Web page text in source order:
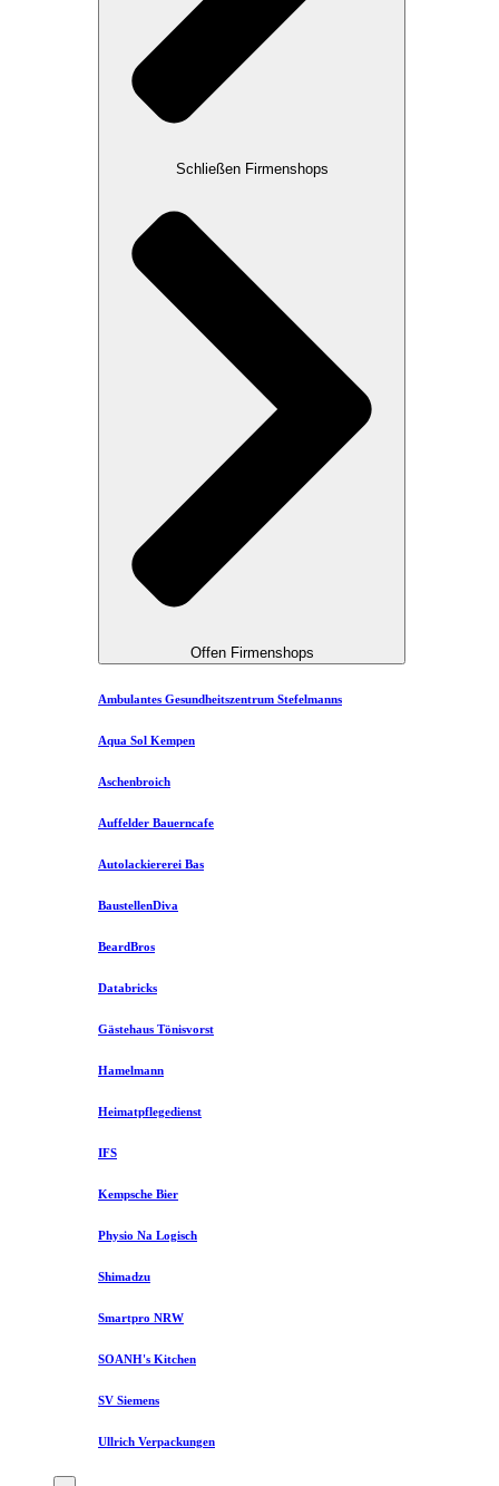
Schließen Firmenshops
Offen Firmenshops
Ambulantes Gesundheitszentrum Stefelmanns
Aqua Sol Kempen
Aschenbroich
Auffelder Bauerncafe
Autolackiererei Bas
BaustellenDiva
BeardBros
Databricks
Gästehaus Tönisvorst
Hamelmann
Heimatpflegedienst
IFS
Kempsche Bier
Physio Na Logisch
Shimadzu
Smartpro NRW
SOANH's Kitchen
SV Siemens
Ullrich Verpackungen